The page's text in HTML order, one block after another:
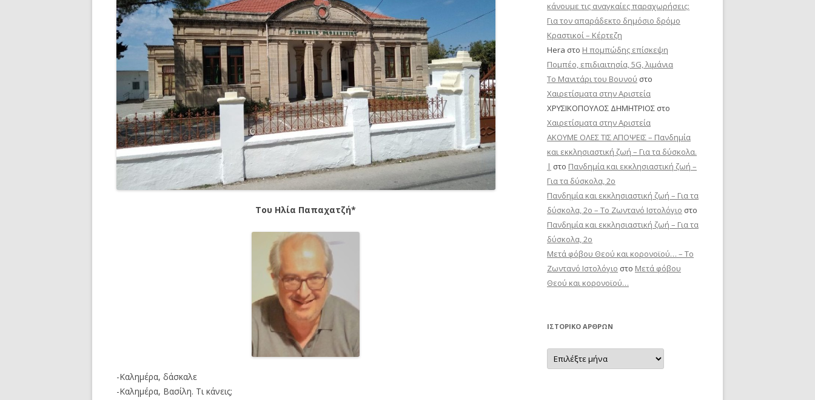
Του Ηλία Παπαχατζή*
-Καλημέρα, δάσκαλε
-Καλημέρα, Βασίλη. Τι κάνεις;
κάνουμε τις αναγκαίες παραχωρήσεις:
Για τον απαράδεκτο δημόσιο δρόμο
Κραστικοί – Κέρτεζη
Hera στο Η πομπώδης επίσκεψη
Πομπέο, επιδιαιτησία, 5G, λιμάνια
Το Μανιτάρι του Βουνού στο
Χαιρετίσματα στην Αριστεία
ΧΡΥΣΙΚΟΠΟΥΛΟΣ ΔΗΜΗΤΡΙΟΣ στο
Χαιρετίσματα στην Αριστεία
ΑΚΟΥΜΕ ΟΛΕΣ ΤΙΣ ΑΠΟΨΕΙΣ – Πανδημία
και εκκλησιαστική ζωή – Για τα δύσκολα.
| στο Πανδημία και εκκλησιαστική ζωή –
Για τα δύσκολα, 2ο
Πανδημία και εκκλησιαστική ζωή – Για τα
δύσκολα, 2ο – Το Zωντανό Iστολόγιο στο
Πανδημία και εκκλησιαστική ζωή – Για τα
δύσκολα, 2ο
Μετά φόβου Θεού και κορονοϊού… – Το
Zωντανό Iστολόγιο στο Μετά φόβου
Θεού και κορονοϊού…
ΙΣΤΟΡΙΚΌ ΆΡΘΡΩΝ
Ιστορικό
Άρθρων